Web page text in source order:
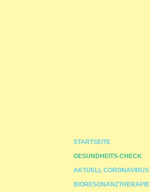
STARTSEITE
GESUNDHEITS-CHECK
AKTUELL CORONAVIRUS
BIORESONANZTHERAPIE